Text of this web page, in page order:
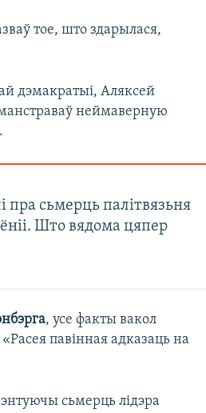
тое, што здарылася,
дэмакратыі, Аляксей
неймаверную
пра сьмерць палітвязьня
Што вядома цяпер
, усе факты вакол
павінная адказаць на
сьмерць лідэра